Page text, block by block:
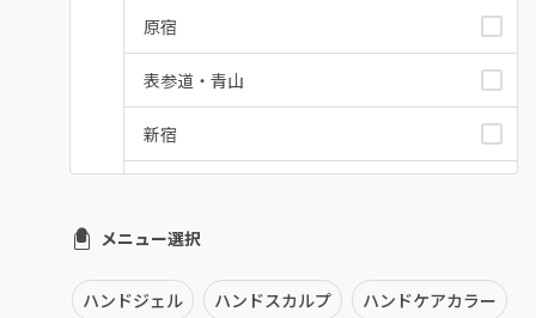
原宿
表参道・青山
新宿
銀座・新橋・有楽町
恵比寿・代官山・中目黒
メニュー選択
ハンドジェル ハンドスカルプ ハンドケアカラー